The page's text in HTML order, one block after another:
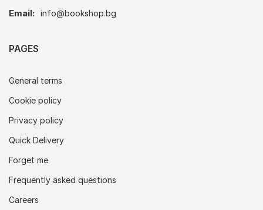
Email: info@bookshop.bg
PAGES
General terms
Cookie policy
Privacy policy
Quick Delivery
Forget me
Frequently asked questions
Careers